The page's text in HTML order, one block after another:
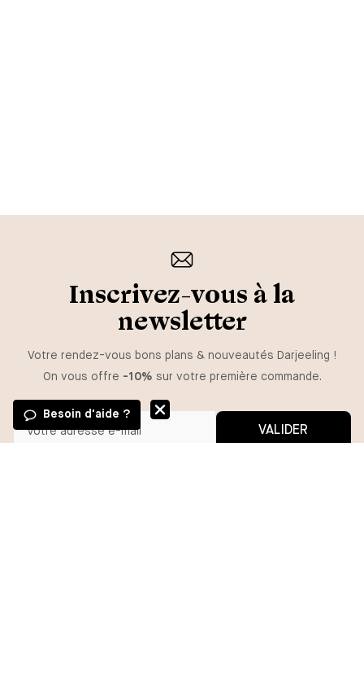
Inscrivez-vous à la
newsletter
Votre rendez-vous bons plans & nouveautés Darjeeling !
On vous offre -10% sur votre première commande.
VALIDER
Besoin d'aide ?